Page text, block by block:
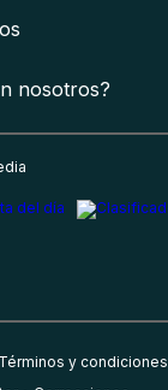
nosotros?
Términos y condiciones